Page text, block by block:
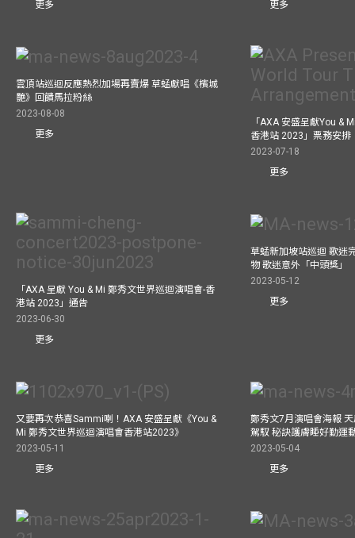
更多 更多
雲頂站巡迴反應熱烈加場再賣爆 草蜢獻唱《檳城
艷》回饋馬拉粉絲
2023-08-08
更多
「AXA 安盛呈獻You &
香港站 2023」票務安排
2023-07-18
更多
「AXA 呈獻 You & Mi 鄭秀文世界巡迴演唱會-香
港站 2023」通告
2023-06-30
更多
草蜢新加坡站巡迴 歌迷
物 歌迷意外「中頭獎」
2023-05-12
更多
又要再次恭喜Sammi喇！AXA 安盛呈獻《You &
Mi 鄭秀文世界巡迴演唱會香港站2023》
2023-05-11
更多
鄭秀文7月演唱會海報
駕馭 秘訣護膚睡好勤運
2023-05-04
更多